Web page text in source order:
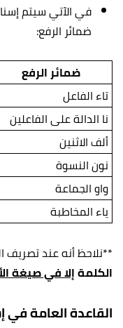
في الآتي سيتم
ضمائر الرفع:
ضمائر الرفع
تاء الفاعل
نا الدالة على الفاعلين
ألف الاثنين
نون النسوة
واو الجماعة
ياء المخاطبة
**نلاحظ أنه عند تصريف
الكلمةإلا في صيغة
القاعدة العامة في